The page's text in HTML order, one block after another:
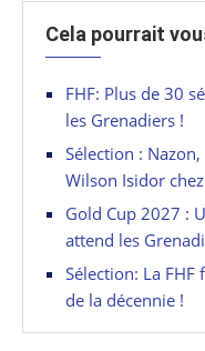
Cela pourrait
FHF: Plus de 30
les Grenadiers !
Sélection :
Wilson Isidor
Gold Cup 2027 :
attend les
Sélection: La
de la décennie !